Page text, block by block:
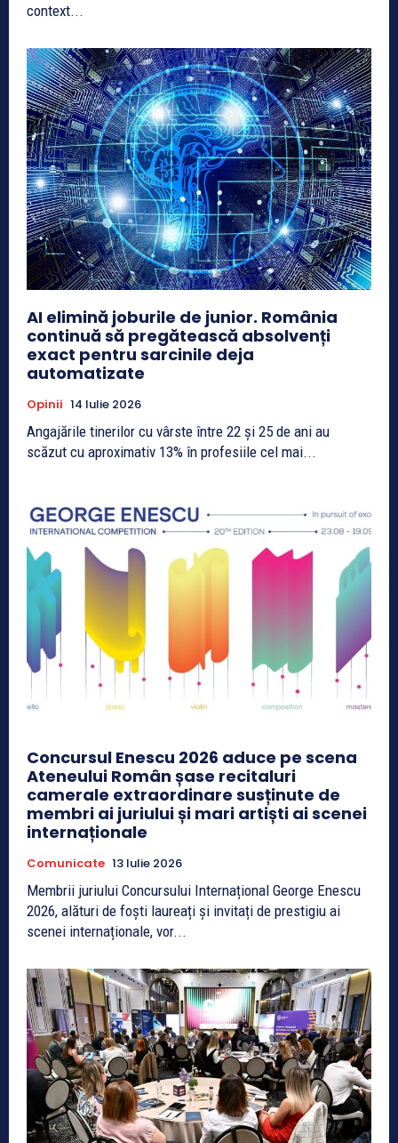
context...
AI elimină joburile de junior. România
continuă să pregătească absolvenți
exact pentru sarcinile deja
automatizate
Opinii 14 Iulie 2026
Angajările tinerilor cu vârste între 22 și 25 de ani au
scăzut cu aproximativ 13% în profesiile cel mai...
Concursul Enescu 2026 aduce pe scena
Ateneului Român șase recitaluri
camerale extraordinare susținute de
membri ai juriului și mari artiști ai scenei
internaționale
Comunicate 13 Iulie 2026
Membrii juriului Concursului Internațional George Enescu
2026, alături de foști laureați și invitați de prestigiu ai
scenei internaționale, vor...